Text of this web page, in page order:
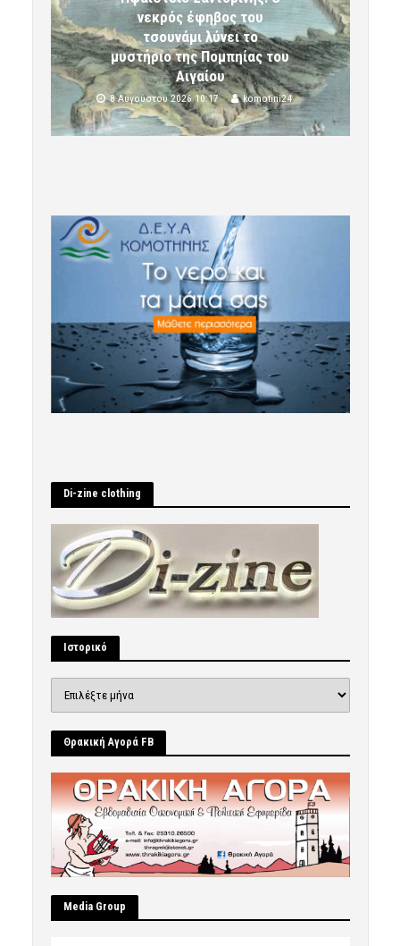
νεκρός έφηβος του
τσουνάμι λύνει το
μυστήριο της Πομπηίας του
Αιγαίου
8 Αυγούστου 2026 10:17 komotini24
Di-zine clothing
Ιστορικό
Θρακική Αγορά FB
Μedia Group